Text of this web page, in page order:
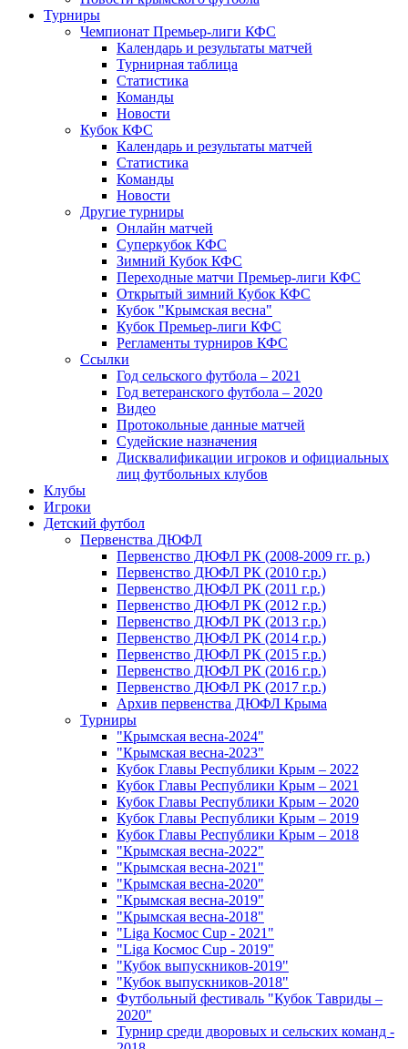
Турниры
Чемпионат Премьер-лиги КФС
Календарь и результаты матчей
Турнирная таблица
Статистика
Команды
Новости
Кубок КФС
Календарь и результаты матчей
Статистика
Команды
Новости
Другие турниры
Онлайн матчей
Суперкубок КФС
Зимний Кубок КФС
Переходные матчи Премьер-лиги КФС
Открытый зимний Кубок КФС
Кубок "Крымская весна"
Кубок Премьер-лиги КФС
Регламенты турниров КФС
Ссылки
Год сельского футбола – 2021
Год ветеранского футбола – 2020
Видео
Протокольные данные матчей
Судейские назначения
Дисквалификации игроков и официальных
лиц футбольных клубов
Клубы
Игроки
Детский футбол
Первенства ДЮФЛ
Первенство ДЮФЛ РК (2008-2009 гг. р.)
Первенство ДЮФЛ РК (2010 г.р.)
Первенство ДЮФЛ РК (2011 г.р.)
Первенство ДЮФЛ РК (2012 г.р.)
Первенство ДЮФЛ РК (2013 г.р.)
Первенство ДЮФЛ РК (2014 г.р.)
Первенство ДЮФЛ РК (2015 г.р.)
Первенство ДЮФЛ РК (2016 г.р.)
Первенство ДЮФЛ РК (2017 г.р.)
Архив первенства ДЮФЛ Крыма
Турниры
"Крымская весна-2024"
"Крымская весна-2023"
Кубок Главы Республики Крым – 2022
Кубок Главы Республики Крым – 2021
Кубок Главы Республики Крым – 2020
Кубок Главы Республики Крым – 2019
Кубок Главы Республики Крым – 2018
"Крымская весна-2022"
"Крымская весна-2021"
"Крымская весна-2020"
"Крымская весна-2019"
"Крымская весна-2018"
"Liga Космос Cup - 2021"
"Liga Космос Cup - 2019"
"Кубок выпускников-2019"
"Кубок выпускников-2018"
Футбольный фестиваль "Кубок Тавриды –
2020"
Турнир среди дворовых и сельских команд -